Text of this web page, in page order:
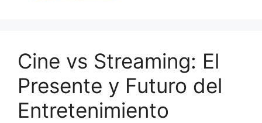
Cine vs Streaming: El
Presente y Futuro del
Entretenimiento